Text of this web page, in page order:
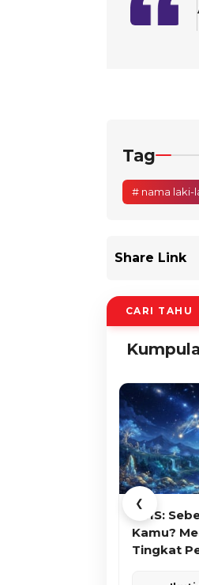
Tag
# nama laki-
Share Link
CARI TAHU
❮
KUIS:
Kamu?
Tingkat